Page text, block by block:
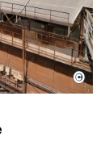
Hütte mit
Hütte | Karl
©